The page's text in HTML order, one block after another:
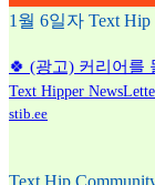
1월 6일자 Text Hip
🍀 (광고) 커리어를
Text Hipper
stib.ee
Text Hip